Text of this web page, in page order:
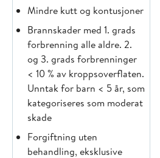
Mindre kutt og kontusjoner
Brannskader med 1. grads
forbrenning alle aldre. 2.
og 3. grads forbrenninger
< 10 % av kroppsoverflaten.
Unntak for barn < 5 år, som
kategoriseres som moderat
skade
Forgiftning uten
behandling, eksklusive